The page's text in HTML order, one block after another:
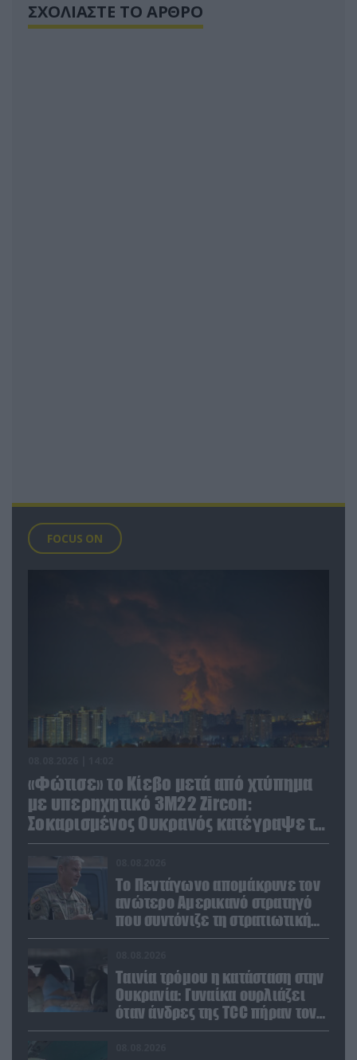
ΣΧΟΛΙΑΣΤΕ ΤΟ ΑΡΘΡΟ
FOCUS ON
«Φώτισε» το Κίεβο μετά από χτύπημα
με υπερηχητικό 3M22 Zircon:
Σοκαρισμένος Ουκρανός κατέγραψε τη
στιγμή (βίντεο)
Το Πεντάγωνο απομάκρυνε τον
ανώτερο Αμερικανό στρατηγό
που συντόνιζε τη στρατιωτική
βοήθεια προς την Ουκρανία
Ταινία τρόμου η κατάσταση στην
Ουκρανία: Γυναίκα ουρλιάζει
όταν άνδρες της TCC πήραν τον
σύντροφό της (βίντεο)